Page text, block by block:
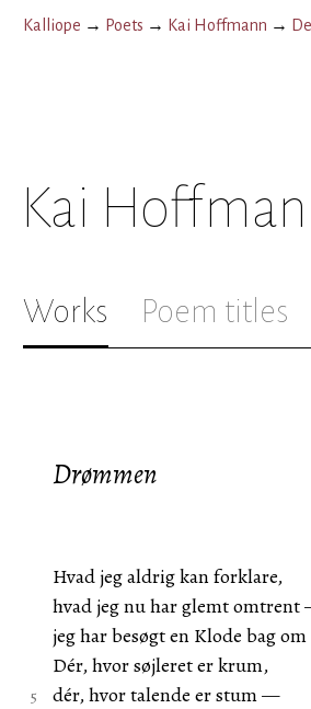
Kalliope → Poets → Kai Hoffmann →
Kai
Works Poem titles
Drømmen
Hvad jeg aldrig kan forklare,
hvad jeg nu har glemt omtrent
jeg har besøgt en Klode bag
Dér, hvor søjleret er krum,
dér, hvor talende er stum —